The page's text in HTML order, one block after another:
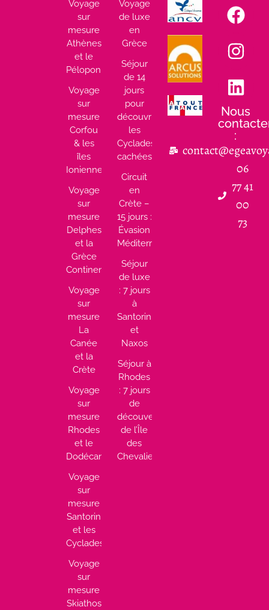
Voyage
sur
mesure
Athènes
et le
Péloponnèse
Voyage
sur
mesure
Corfou
& les
îles
Ioniennes
Voyage
sur
mesure
Delphes
et la
Grèce
Continentale
Voyage
sur
mesure
La
Canée
et la
Crète
Voyage
sur
mesure
Rhodes
et le
Dodécanèse
Voyage
sur
mesure
Santorin
et les
Cyclades
Voyage
sur
mesure
Skiathos
Voyage
de luxe
en
Grèce
Séjour
de 14
jours
pour
découvrir
les
Cyclades
cachées
Circuit
en
Crète –
15 jours :
Évasion
Méditerranéenne
Séjour
de luxe
: 7 jours
à
Santorin
et
Naxos
Séjour à
Rhodes
: 7 jours
de
découverte
de l’Île
des
Chevaliers
Nous
:
06
77 41
00
73